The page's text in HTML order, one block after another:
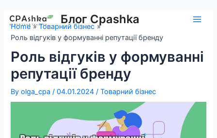
content
Блог Cpashka
Home
Товарний бізнес
Роль відгуків у формуванні репутації бренду
Роль відгуків у формуванні
репутації бренду
Byolga_cpa/04.01.2024/Товарний бізнес